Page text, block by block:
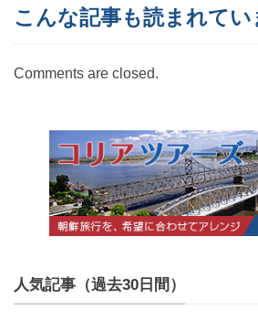
こんな記事も読まれてい
Comments are closed.
人気記事（過去30日間）